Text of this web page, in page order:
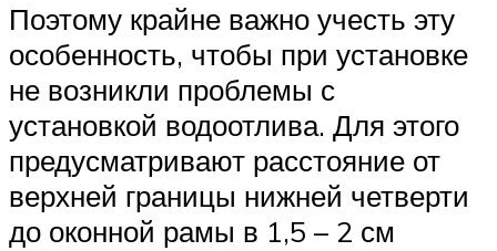
Поэтому крайне важно учесть эту
особенность, чтобы при установке
не возникли проблемы с
установкой водоотлива. Для этого
предусматривают расстояние от
верхней границы нижней четверти
до оконной рамы в 1,5 – 2 см